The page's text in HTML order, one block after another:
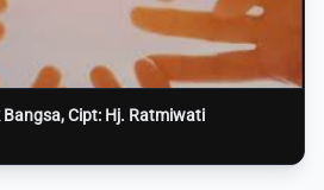
Bangsa, Cipt: Hj. Ratmiwati